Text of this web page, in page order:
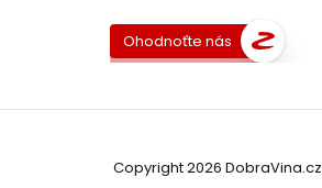
Ohodnoťte nás
Copyright 2026 DobraVina.cz